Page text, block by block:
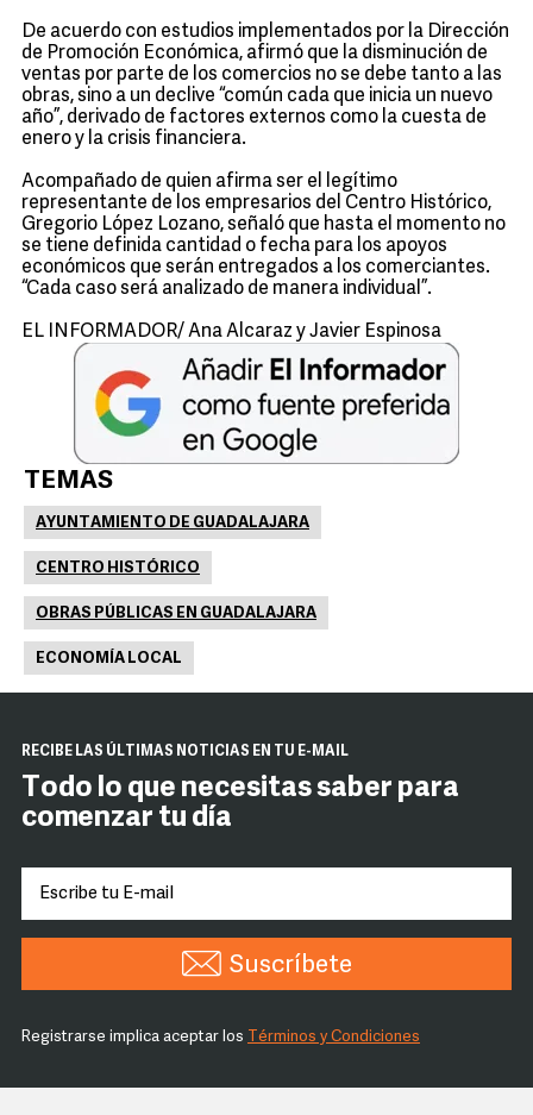
De acuerdo con estudios implementados por la Dirección
de Promoción Económica, afirmó que la disminución de
ventas por parte de los comercios no se debe tanto a las
obras, sino a un declive “común cada que inicia un nuevo
año”, derivado de factores externos como la cuesta de
enero y la crisis financiera.
Acompañado de quien afirma ser el legítimo
representante de los empresarios del Centro Histórico,
Gregorio López Lozano, señaló que hasta el momento no
se tiene definida cantidad o fecha para los apoyos
económicos que serán entregados a los comerciantes.
“Cada caso será analizado de manera individual”.
EL INFORMADOR/ Ana Alcaraz y Javier Espinosa
TEMAS
AYUNTAMIENTO DE GUADALAJARA
CENTRO HISTÓRICO
OBRAS PÚBLICAS EN GUADALAJARA
ECONOMÍA LOCAL
RECIBE LAS ÚLTIMAS NOTICIAS EN TU E-MAIL
Todo lo que necesitas saber para
comenzar tu día
Suscríbete
Registrarse implica aceptar los Términos y Condiciones